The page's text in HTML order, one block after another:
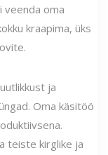
veenda oma
kraapima, üks
ja
Oma käsitöö
teiste kirglike ja